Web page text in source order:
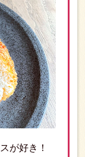
が好き！